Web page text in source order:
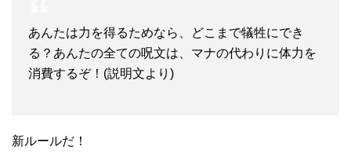
あんたは力を得るためなら、どこまで犠牲にでき
る？あんたの全ての呪文は、マナの代わりに体力を
消費するぞ！(説明文より)
新ルールだ！